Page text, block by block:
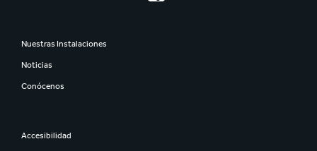
Nuestras Instalaciones
Noticias
Conócenos
Accesibilidad